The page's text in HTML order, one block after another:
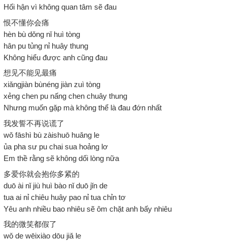
Hối hận vì không quan tâm sẽ đau
恨不懂你会痛
hèn bù dǒng nǐ huì tòng
hân pu tủng nỉ huây thung
Không hiểu được anh cũng đau
想见不能见最痛
xiǎngjiàn bùnéng jiàn zuì tòng
xẻng chen pu nấng chen chuây thung
Nhưng muốn gặp mà không thể là đau đớn nhất
我发誓不再说谎了
wǒ fāshì bù zàishuō huǎng le
ủa pha sư pu chai sua hoảng lơ
Em thề rằng sẽ không dối lòng nữa
多爱你就会抱你多紧的
duō ài nǐ jiù huì bào nǐ duō jǐn de
tua ai nỉ chiêu huây pao nỉ tua chỉn tơ
Yêu anh nhiều bao nhiêu sẽ ôm chặt anh bấy nhiêu
我的微笑都假了
wǒ de wēixiào dōu jiǎ le